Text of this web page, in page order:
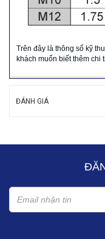
Trên đây là thông số kỹ
khách muốn biết thêm chi
ĐÁNH GIÁ